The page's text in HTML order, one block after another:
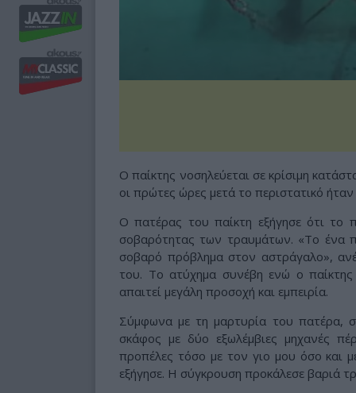
Ο παίκτης νοσηλεύεται σε κρίσιμη
οι πρώτες ώρες μετά το περιστατικό
Ο πατέρας του παίκτη εξήγησε ότι το
σοβαρότητας των τραυμάτων. «Το ένα
σοβαρό πρόβλημα στον αστράγαλο»,
του. Το ατύχημα συνέβη ενώ ο
απαιτεί μεγάλη προσοχή και εμπειρία.
Σύμφωνα με τη μαρτυρία του πατέρα,
σκάφος με δύο εξωλέμβιες μηχανές
προπέλες τόσο με τον γιο μου όσο και
εξήγησε. Η σύγκρουση προκάλεσε βαριά